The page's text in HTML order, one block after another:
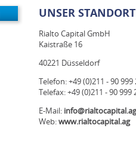
UNSER STANDORT
Rialto Capital GmbH
Kaistraße 16
40221 Düsseldorf
Telefon: +49 (0)211 - 90 999
Telefax: +49 (0)211 - 90 999
E-Mail: info@rialtocapital.ag
Web:www.rialtocapital.ag